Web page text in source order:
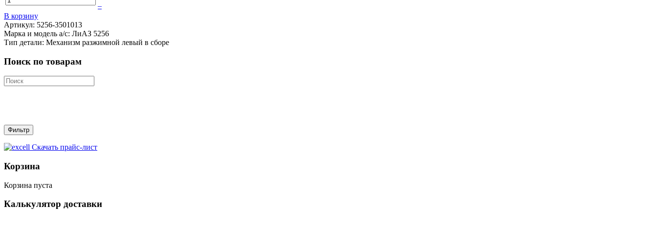
–
В корзину
Артикул: 5256-3501013
Марка и модель а/с: ЛиАЗ 5256
Тип детали: Механизм разжимной левый в сборе
Поиск по товарам
Скачать прайс-лист
Корзина
Корзина пуста
Калькулятор доставки